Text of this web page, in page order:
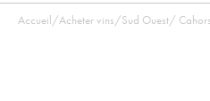
Accueil/Acheter vins/Sud Ouest/